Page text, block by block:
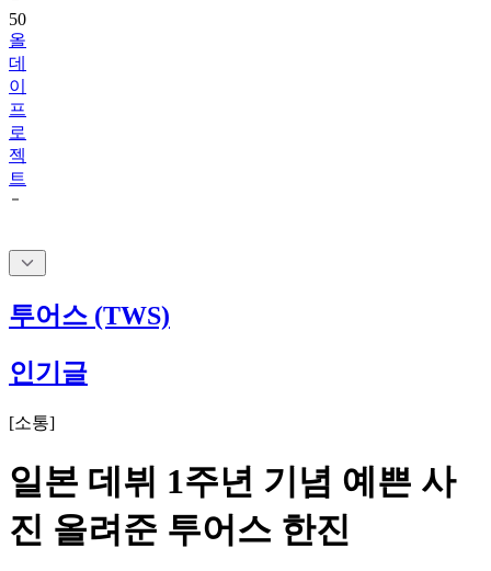
50
올
데
이
프
로
젝
트
투어스 (TWS)
인기글
[소통]
일본 데뷔 1주년 기념 예쁜 사
진 올려준 투어스 한진